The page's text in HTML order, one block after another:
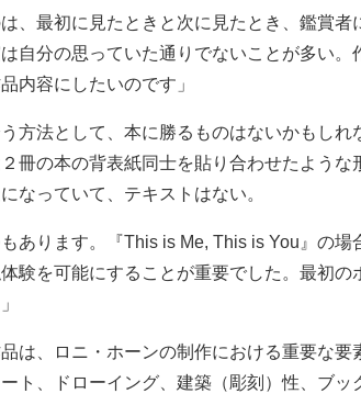
、最初に見たときと次に見たとき、鑑賞者
自分の思っていた通りでないことが多い。
内容にしたいのです」
方法として、本に勝るものはないかもしれ
冊の本の背表紙同士を貼り合わせたような
なっていて、テキストはない。
あります。『This is Me, This is You』の場
験を可能にすることが重要でした。最初の
品は、ロニ・ホーンの制作における重要な
ト、ドローイング、建築（彫刻）性、ブッ